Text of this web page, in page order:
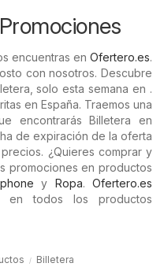
encuentras en Ofertero.es.
con nosotros. Descubre
solo esta semana en .
en España. Traemos una
encontrarás Billetera en
de expiración de la oferta
¿Quieres comprar y
promociones en productos
y Ropa.Ofertero.es
en todos los productos
Billetera